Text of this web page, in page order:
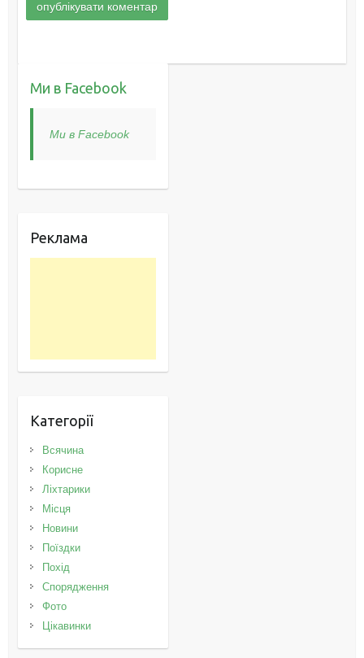
Ми в Facebook
Ми в Facebook
Реклама
Категорії
Всячина
Корисне
Ліхтарики
Місця
Новини
Поїздки
Похід
Спорядження
Фото
Цікавинки